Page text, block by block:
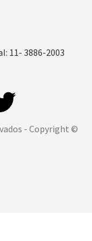
11- 3886-2003
- Copyright ©